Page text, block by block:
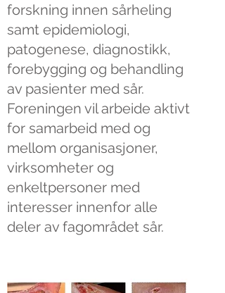
forskning innen sårheling
samt epidemiologi,
patogenese, diagnostikk,
forebygging og behandling
av pasienter med sår.
Foreningen vil arbeide aktivt
for samarbeid med og
mellom organisasjoner,
virksomheter og
enkeltpersoner med
interesser innenfor alle
deler av fagområdet sår.